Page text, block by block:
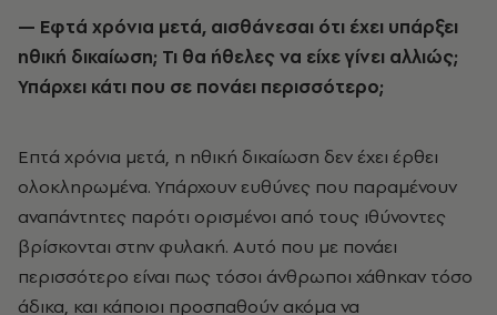
— Εφτά χρόνια μετά, αισθάνεσαι ότι έχει υπάρξει
ηθική δικαίωση; Τι θα ήθελες να είχε γίνει αλλιώς;
Υπάρχει κάτι που σε πονάει περισσότερο;
Επτά χρόνια μετά, η ηθική δικαίωση δεν έχει έρθει
ολοκληρωμένα. Υπάρχουν ευθύνες που παραμένουν
αναπάντητες παρότι ορισμένοι από τους ιθύνοντες
βρίσκονται στην φυλακή. Αυτό που με πονάει
περισσότερο είναι πως τόσοι άνθρωποι χάθηκαν τόσο
άδικα, και κάποιοι προσπαθούν ακόμα να